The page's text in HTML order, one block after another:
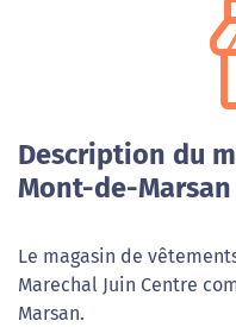
Description du
Mont-de-Marsan
Le magasin de
Marechal Juin Centre
Marsan.